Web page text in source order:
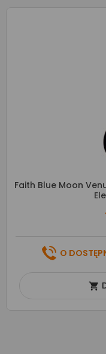
Faith Blue Moon
O
